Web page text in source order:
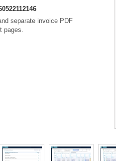
separate invoice PDF
pages.